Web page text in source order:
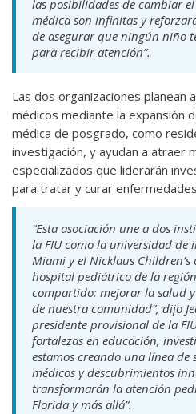
las posibilidades de cambiar
médica son infinitas y
de asegurar que ningún niño
para recibir atención”.
Las dos organizaciones planean
médicos mediante la expansión
médica de posgrado, como
investigación, y ayudan a atraer
especializados que liderarán
para tratar y curar
“Esta asociación une a dos
la FIU como la universidad de
Miami y el Nicklaus
hospital pediátrico de la
compartido: mejorar la salud
de nuestra comunidad”, dijo
presidente provisional de la
fortalezas en educación,
estamos creando una línea de
médicos y descubrimientos
transformarán la atención
Florida y más allá”.